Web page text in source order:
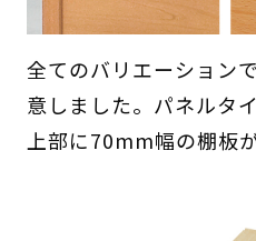
全てのバリエーション
意しました。パネルタ
上部に70mm幅の棚板